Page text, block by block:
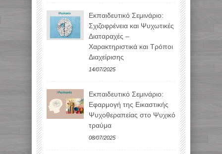
Εκπαιδευτικό Σεμινάριο:
Σχιζοφρένεια και Ψυχωτικές
Διαταραχές –
Χαρακτηριστικά και Τρόποι
Διαχείρισης
14/07/2025
Εκπαιδευτικό Σεμινάριο:
Εφαρμογή της Εικαστικής
Ψυχοθεραπείας στο Ψυχικό
τραύμα
08/07/2025